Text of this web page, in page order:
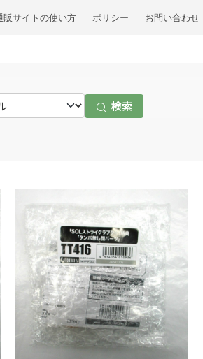
販サイトの使い方 ポリシー お問い合わせ
検索